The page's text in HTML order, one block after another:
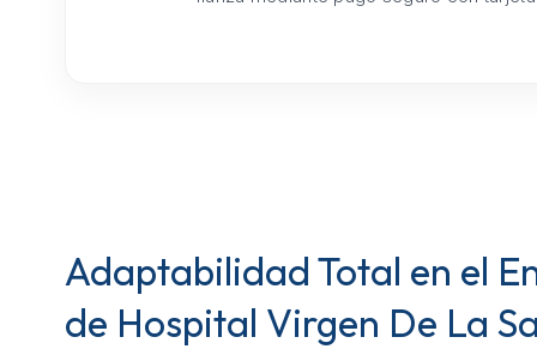
Adaptabilidad Total en el
de Hospital Virgen De La